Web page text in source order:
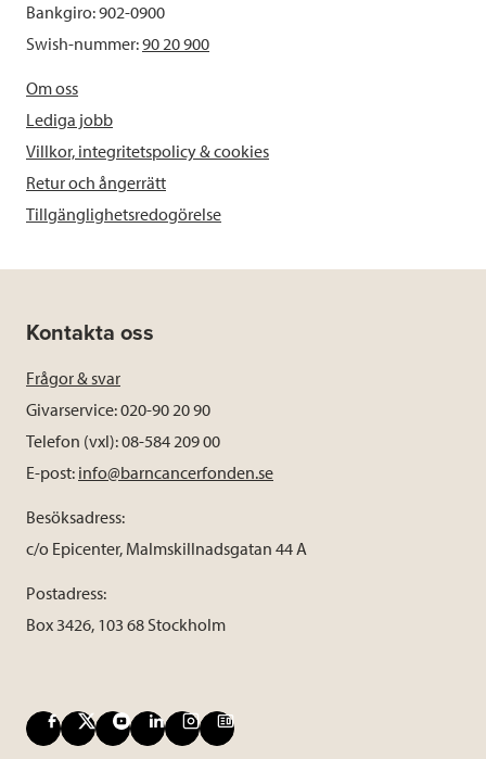
Bankgiro: 902-0900
Swish-nummer:90 20 900
Om oss
Lediga jobb
Villkor, integritetspolicy & cookies
Retur och ångerrätt
Tillgänglighetsredogörelse
Kontakta oss
Frågor & svar
Givarservice: 020-90 20 90
Telefon (vxl): 08-584 209 00
E-post: info@barncancerfonden.se
Besöksadress:
c/o Epicenter, Malmskillnadsgatan 44 A
Postadress:
Box 3426, 103 68 Stockholm
F
X
Y
L
I
B